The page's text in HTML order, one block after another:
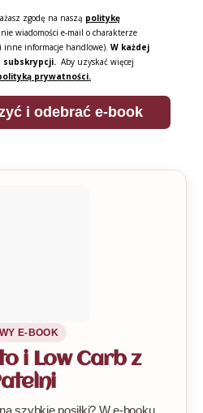
zgodę na naszą politykę
wiadomości e-mail o charakterze
inne informacje handlowe). W każdej
subskrypcji. Aby uzyskać więcej
prywatności.
i odebrać e-book
E-BOOK
i Low Carb z
szybkie posiłki? W e-booku